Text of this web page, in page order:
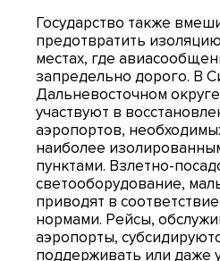
Государство также
предотвратить
местах, где
запредельно дорого. В
Дальневосточном
участвуют в
аэропортов,
наиболее
пунктами. Взлетно-
светооборудование,
приводят в
нормами. Рейсы,
аэропорты,
поддерживать или даже